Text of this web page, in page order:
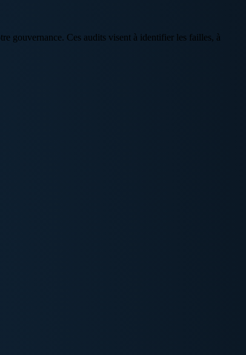
gouvernance. Ces audits visent à identifier les failles, à